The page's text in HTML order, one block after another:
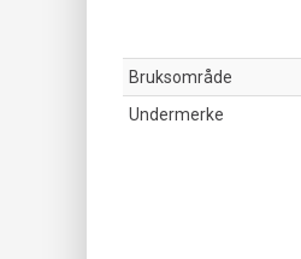
Bruksområde
Undermerke